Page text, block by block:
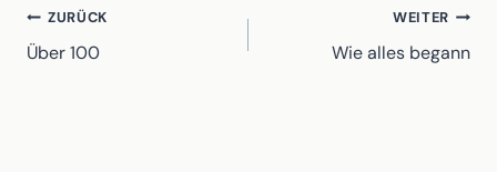
Beitragsnavigation
ZURÜCK
Über 100
WEITER
Wie alles begann